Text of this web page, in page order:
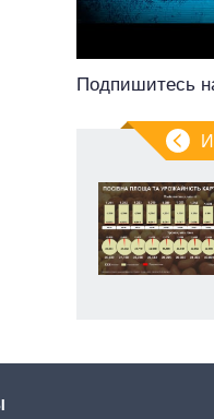
Подпишитесь